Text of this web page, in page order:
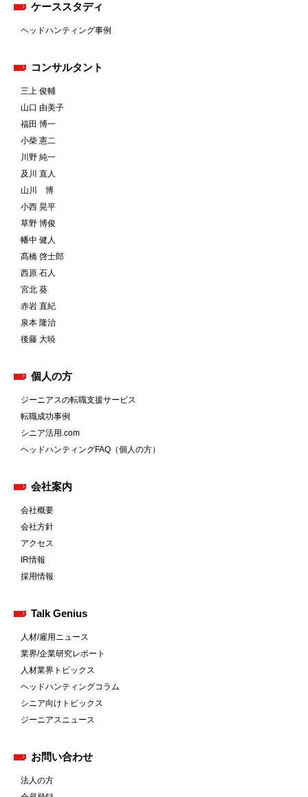
ケーススタディ
ヘッドハンティング事例
コンサルタント
三上 俊輔
山口 由美子
福田 博一
小柴 憲二
川野 純一
及川 直人
山川 博
小西 晃平
草野 博俊
幡中 健人
髙橋 啓士郎
西原 石人
宮北 葵
赤岩 直紀
泉本 隆治
後藤 大暁
個人の方
ジーニアスの転職支援サービス
転職成功事例
シニア活用.com
ヘッドハンティングFAQ（個人の方）
会社案内
会社概要
会社方針
アクセス
IR情報
採用情報
Talk Genius
人材/雇用ニュース
業界/企業研究レポート
人材業界トピックス
ヘッドハンティングコラム
シニア向けトピックス
ジーニアスニュース
お問い合わせ
法人の方